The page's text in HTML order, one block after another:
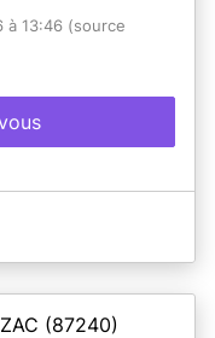
à 13:46 (source
(87240)